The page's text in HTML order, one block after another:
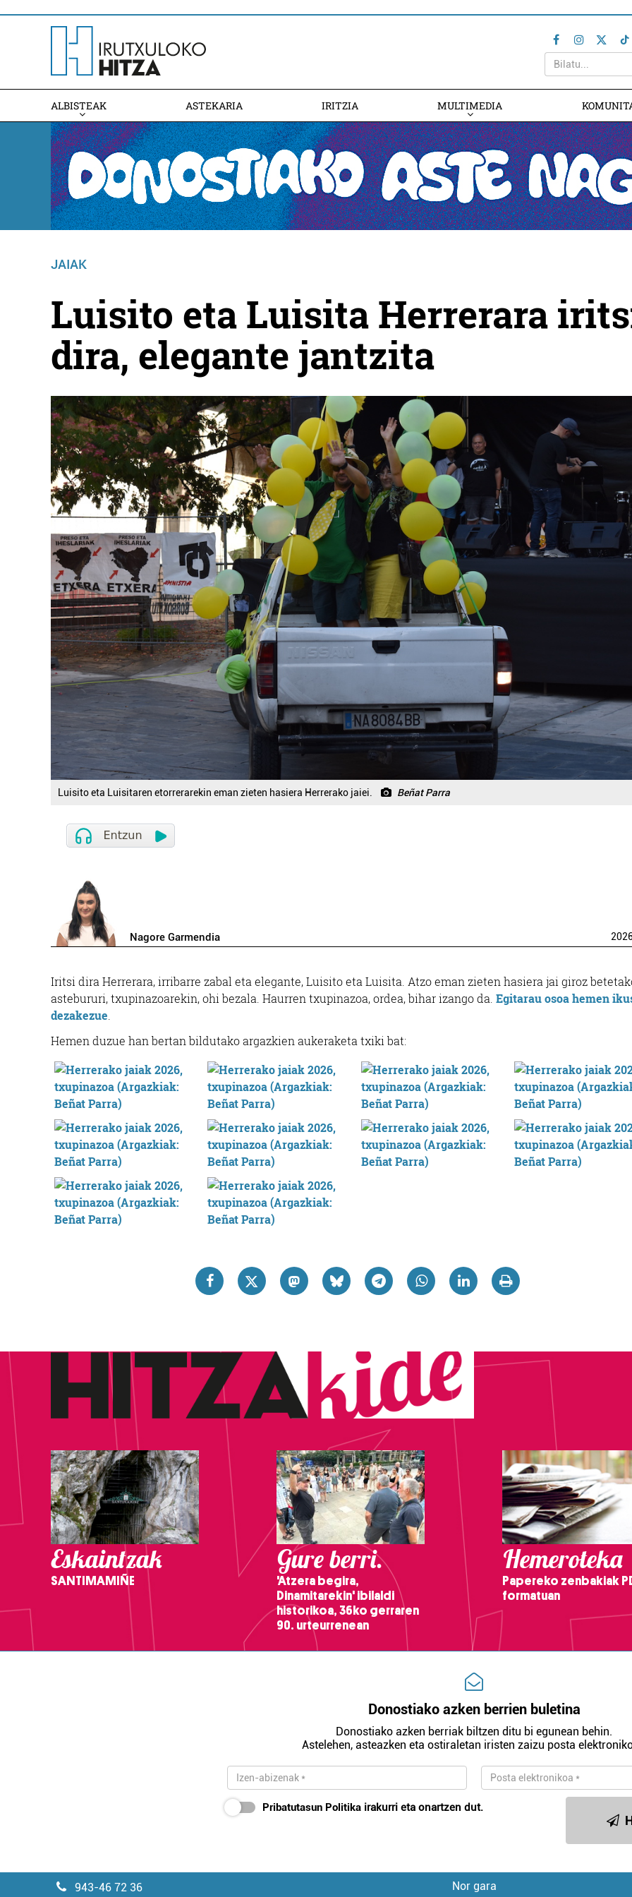
ALBISTEAK ASTEKARIA IRITZIA MULTIMEDIA
JAIAK
Luisito eta Luisita Herrerara
dira, elegante jantzita
Luisito eta Luisitaren etorrerarekin eman zieten hasiera Herrerako jaiei. Beñat Parra
Nagore Garmendia
Iritsi dira Herrerara, irribarre zabal eta elegante, Luisito eta Luisita. Atzo eman zieten hasiera jai giroz
astebururi, txupinazoarekin, ohi bezala. Haurren txupinazoa, ordea, bihar izango da. Egitarau osoa hemen
dezakezue.
Hemen duzue han bertan bildutako argazkien aukeraketa txiki bat:
Eskaintzak
SANTIMAMIÑE
Gure berri.
'Atzera begira,
Dinamitarekin' ibilaldi
historikoa, 36ko gerraren
90. urteurrenean
Hemeroteka
Papereko zenbakiak
formatuan
Donostiako azken berrien buletina
Donostiako azken berriak biltzen ditu bi egunean behin.
Astelehen, asteazken eta ostiraletan iristen zaizu posta
Pribatutasun Politika irakurri eta onartzen dut.
943-46 72 36
Nor gara